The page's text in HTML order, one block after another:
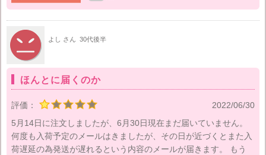
よし さん 30代後半
ほんとに届くのか
評価：
2022/06/30
5月14日に注文しましたが、6月30日現在まだ届いていません。
何度も入荷予定のメールはきましたが、その日が近づくとまた入
荷遅延の為発送が遅れるという内容のメールが届きます。 もう